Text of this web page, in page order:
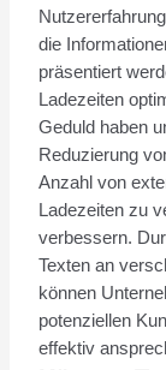
die
präsentiert
Ladezeiten
Geduld haben
Reduzierung
Anzahl von
Ladezeiten zu
verbessern.
Texten an
können
potenziellen
effektiv